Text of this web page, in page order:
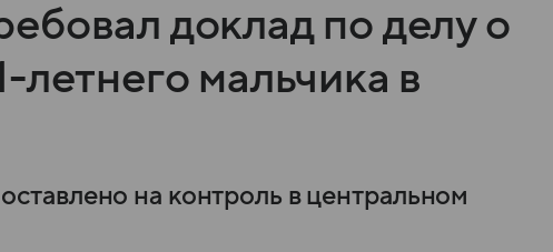
доклад по делу о
летнего мальчика в
на контроль в центральном